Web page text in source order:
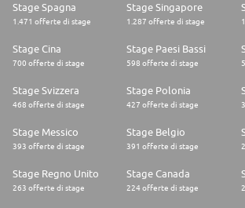
Stage Spagna
1.471 offerte di stage
Stage Singapore
1.287 offerte di stage
Stage Cina
700 offerte di stage
Stage Paesi Bassi
598 offerte di stage
Stage Svizzera
468 offerte di stage
Stage Polonia
427 offerte di stage
Stage Messico
393 offerte di stage
Stage Belgio
391 offerte di stage
Stage Regno Unito
263 offerte di stage
Stage Canada
224 offerte di stage